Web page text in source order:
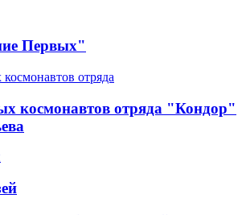
Первых"
космонавтов отряда "Кондор"